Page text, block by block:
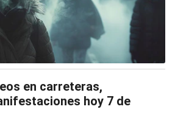
en carreteras,
hoy 7 de